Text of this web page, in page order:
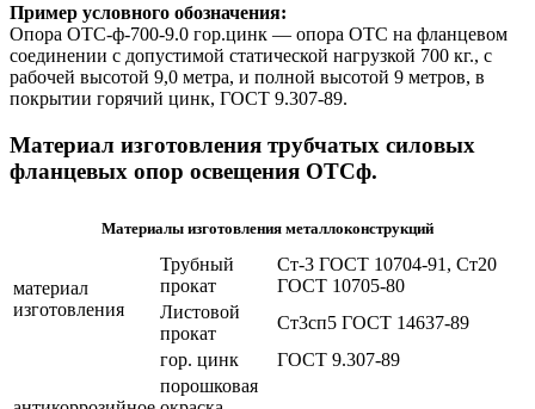
Пример условного обозначения:
Опора ОТС-ф-700-9.0 гор.цинк — опора ОТС на фланцевом
соединении с допустимой статической нагрузкой 700 кг., с
рабочей высотой 9,0 метра, и полной высотой 9 метров, в
покрытии горячий цинк, ГОСТ 9.307-89.
Материал изготовления трубчатых силовых
фланцевых опор освещения ОТСф.
Материалы изготовления металлоконструкций
материал
изготовления
Трубный
прокат
Ст-3 ГОСТ 10704-91, Ст20
ГОСТ 10705-80
Листовой
прокат
Ст3сп5 ГОСТ 14637-89
гор. цинк
ГОСТ 9.307-89
порошковая